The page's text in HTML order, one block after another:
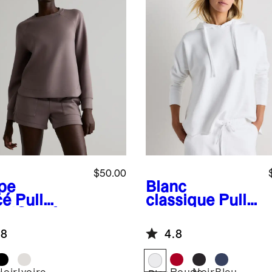
Pull
rond
$50.00
Blanc
classique Pull à
jersey
bouclette
biologique
4.8